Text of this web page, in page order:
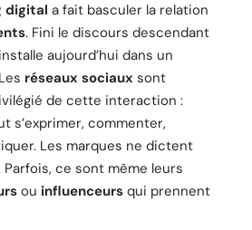
digital a fait basculer la relation
. Fini le discours descendant
aujourd’hui dans un
réseaux sociaux sont
de cette interaction :
s’exprimer, commenter,
Les marques ne dictent
ce sont même leurs
ou influenceurs qui prennent